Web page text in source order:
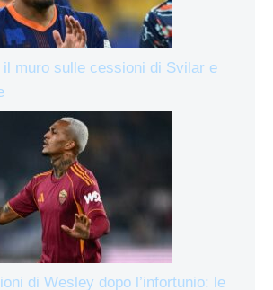
muro sulle cessioni di Svilar e
di Wesley dopo l’infortunio: le